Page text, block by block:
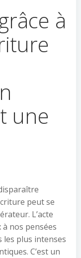
à
une
peut se
L’acte
nos pensées
les plus intenses
C’est un